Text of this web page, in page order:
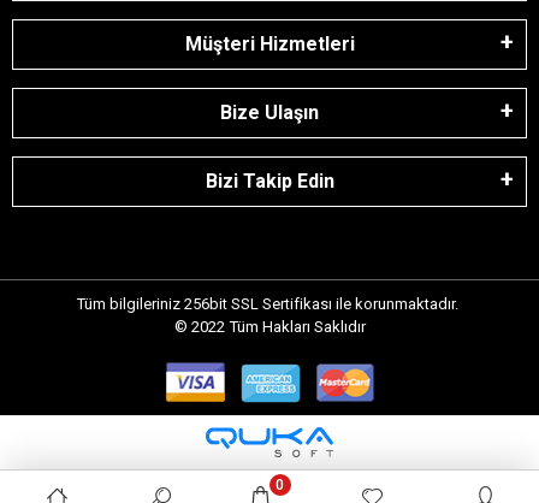
Müşteri Hizmetleri
Bize Ulaşın
Bizi Takip Edin
Tüm bilgileriniz 256bit SSL Sertifikası ile korunmaktadır.
© 2022 Tüm Hakları Saklıdır
0